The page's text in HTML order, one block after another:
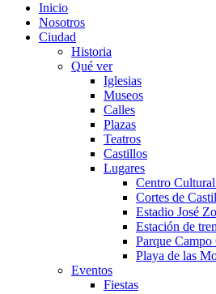
Inicio
Nosotros
Ciudad
Historia
Qué ver
Iglesias
Museos
Calles
Plazas
Teatros
Castillos
Lugares
Centro
Cortes de
Estadio José
Estación de
Parque Campo
Playa de las
Eventos
Fiestas